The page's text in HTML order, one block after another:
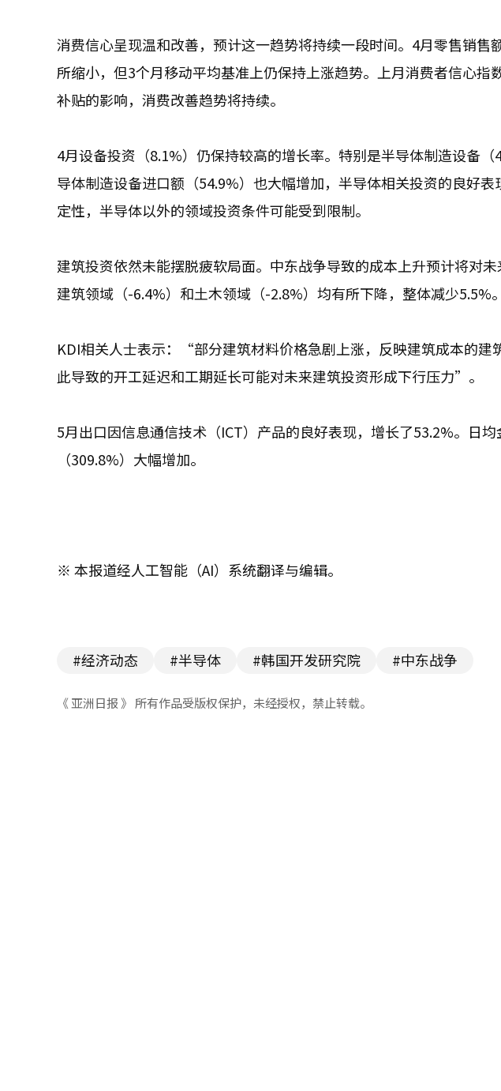
消费信心呈现温和改善，预计这一趋势将持续一段时间。4月零售销售
所缩小，但3个月移动平均基准上仍保持上涨趋势。上月消费者信心指
补贴的影响，消费改善趋势将持续。
4月设备投资（8.1%）仍保持较高的增长率。特别是半导体制造设备
导体制造设备进口额（54.9%）也大幅增加，半导体相关投资的良好
定性，半导体以外的领域投资条件可能受到限制。
建筑投资依然未能摆脱疲软局面。中东战争导致的成本上升预计将对
建筑领域（-6.4%）和土木领域（-2.8%）均有所下降，整体减少5.5%。
KDI相关人士表示：“部分建筑材料价格急剧上涨，反映建筑成本的
此导致的开工延迟和工期延长可能对未来建筑投资形成下行压力”。
5月出口因信息通信技术（ICT）产品的良好表现，增长了53.2%。日
（309.8%）大幅增加。
※ 本报道经人工智能（AI）系统翻译与编辑。
#经济动态 #半导体 #韩国开发研究院 #中东战争
《 亚洲日报 》 所有作品受版权保护，未经授权，禁止转载。